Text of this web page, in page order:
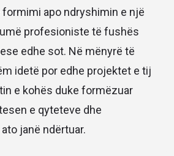
apo ndryshimin e një
profesioniste të fushës
edhe sot. Në mënyrë të
idetë por edhe projektet e tij
e kohës duke formëzuar
e qyteteve dhe
janë ndërtuar.